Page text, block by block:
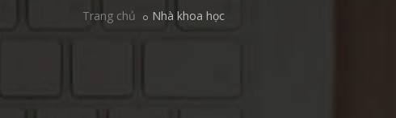
Trang chủ Nhà khoa học